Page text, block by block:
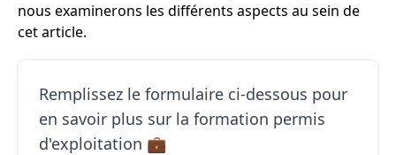
nous examinerons les différents aspects au sein de
cet article.
Remplissez le formulaire ci-dessous pour
en savoir plus sur la formation permis
d'exploitation 💼